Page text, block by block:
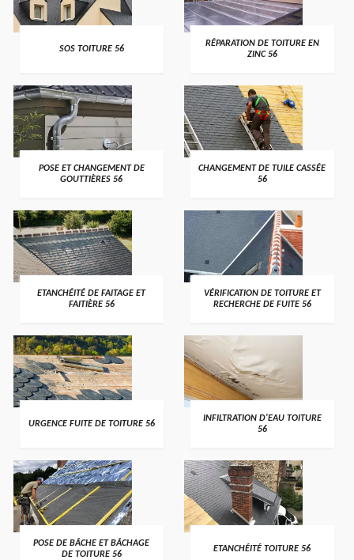
>
SOS TOITURE 56 >
RÉPARATION DE TOITURE EN
ZINC 56
>
POSE ET CHANGEMENT DE
GOUTTIÈRES 56
>
CHANGEMENT DE TUILE CASSÉE
56
>
ETANCHÉITÉ DE FAITAGE ET
FAITIÈRE 56
>
VÉRIFICATION DE TOITURE ET
RECHERCHE DE FUITE 56
>
URGENCE FUITE DE TOITURE 56 >
INFILTRATION D'EAU TOITURE
56
>
POSE DE BÂCHE ET BÂCHAGE
DE TOITURE 56
>
ETANCHÉITÉ TOITURE 56